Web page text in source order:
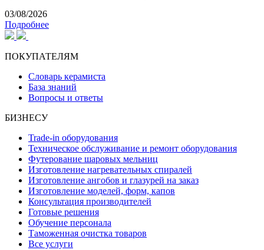
03/08/2026
Подробнее
ПОКУПАТЕЛЯМ
Словарь керамиста
База знаний
Вопросы и ответы
БИЗНЕСУ
Trade-in оборудования
Техническое обслуживание и ремонт оборудования
Футерование шаровых мельниц
Изготовление нагревательных спиралей
Изготовление ангобов и глазурей на заказ
Изготовление моделей, форм, капов
Консультация производителей
Готовые решения
Обучение персонала
Таможенная очистка товаров
Все услуги